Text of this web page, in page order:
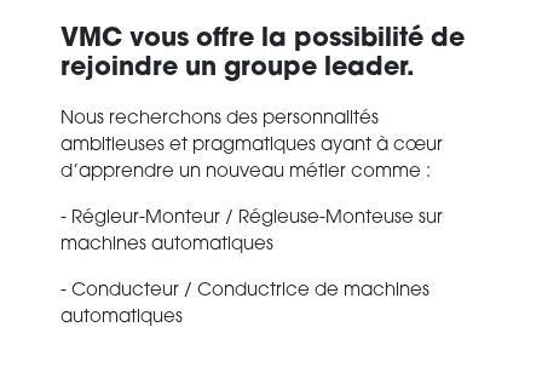
VMC vous offre la possibilité de
rejoindre un groupe leader.
Nous recherchons des personnalités
ambitieuses et pragmatiques ayant à cœur
d’apprendre un nouveau métier comme :
- Régleur-Monteur / Régleuse-Monteuse sur
machines automatiques
- Conducteur / Conductrice de machines
automatiques